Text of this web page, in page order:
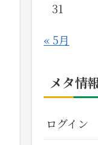
31
« 5月
メタ情
ログイン